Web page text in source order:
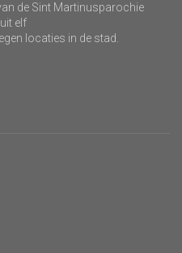
de Sint Martinusparochie
elf
locaties in de stad.